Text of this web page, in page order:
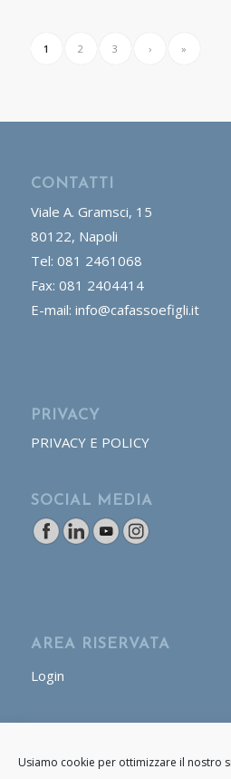
Usiamo cookie per ottimizzare il nostro
1 2 3 › »
CONTATTI
Viale A. Gramsci, 15
80122, Napoli
Tel: 081 2461068
Fax: 081 2404414
E-mail: info@cafassoefigli.it
PRIVACY
PRIVACY E POLICY
SOCIAL MEDIA
AREA RISERVATA
Login